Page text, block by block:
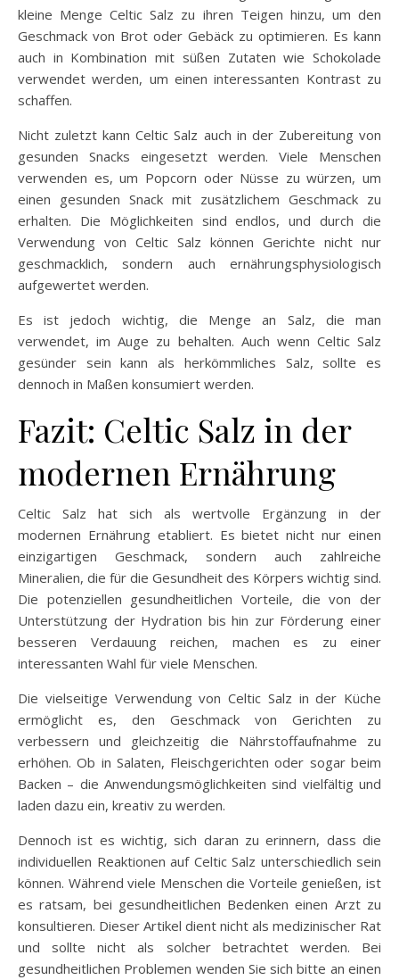
kleine Menge Celtic Salz zu ihren Teigen hinzu, um den
Geschmack von Brot oder Gebäck zu optimieren. Es kann
auch in Kombination mit süßen Zutaten wie Schokolade
verwendet werden, um einen interessanten Kontrast zu
schaffen.
Nicht zuletzt kann Celtic Salz auch in der Zubereitung von
gesunden Snacks eingesetzt werden. Viele Menschen
verwenden es, um Popcorn oder Nüsse zu würzen, um
einen gesunden Snack mit zusätzlichem Geschmack zu
erhalten. Die Möglichkeiten sind endlos, und durch die
Verwendung von Celtic Salz können Gerichte nicht nur
geschmacklich, sondern auch ernährungsphysiologisch
aufgewertet werden.
Es ist jedoch wichtig, die Menge an Salz, die man
verwendet, im Auge zu behalten. Auch wenn Celtic Salz
gesünder sein kann als herkömmliches Salz, sollte es
dennoch in Maßen konsumiert werden.
Fazit: Celtic Salz in der
modernen Ernährung
Celtic Salz hat sich als wertvolle Ergänzung in der
modernen Ernährung etabliert. Es bietet nicht nur einen
einzigartigen Geschmack, sondern auch zahlreiche
Mineralien, die für die Gesundheit des Körpers wichtig sind.
Die potenziellen gesundheitlichen Vorteile, die von der
Unterstützung der Hydration bis hin zur Förderung einer
besseren Verdauung reichen, machen es zu einer
interessanten Wahl für viele Menschen.
Die vielseitige Verwendung von Celtic Salz in der Küche
ermöglicht es, den Geschmack von Gerichten zu
verbessern und gleichzeitig die Nährstoffaufnahme zu
erhöhen. Ob in Salaten, Fleischgerichten oder sogar beim
Backen – die Anwendungsmöglichkeiten sind vielfältig und
laden dazu ein, kreativ zu werden.
Dennoch ist es wichtig, sich daran zu erinnern, dass die
individuellen Reaktionen auf Celtic Salz unterschiedlich sein
können. Während viele Menschen die Vorteile genießen, ist
es ratsam, bei gesundheitlichen Bedenken einen Arzt zu
konsultieren. Dieser Artikel dient nicht als medizinischer Rat
und sollte nicht als solcher betrachtet werden. Bei
gesundheitlichen Problemen wenden Sie sich bitte an einen